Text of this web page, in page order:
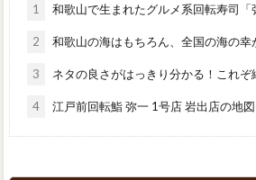
1 和歌山で生まれたグルメ系回転寿司「
2 和歌山の海はもちろん、全国の海の幸
3 ネタの良さがはっきり分かる！これぞ
4 江戸前回転鮨 弥一 1号店 岩出店の地図